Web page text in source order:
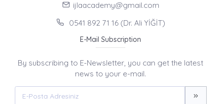
ijlaacademy@gmail.com
0541 892 71 16 (Dr. Ali YİĞİT)
E-Mail Subscription
By subscribing to E-Newsletter, you can get the latest
news to your e-mail.